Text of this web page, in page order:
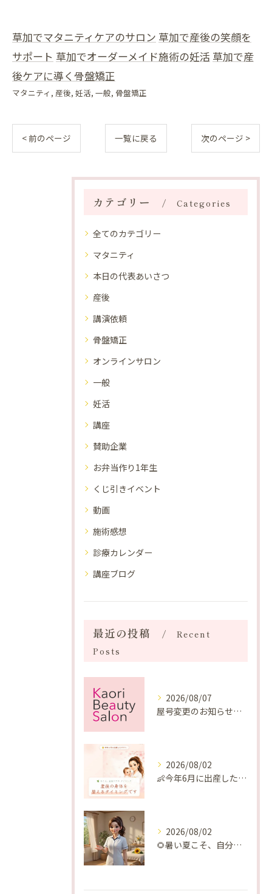
草加でマタニティケアのサロン 草加で産後の笑顔を
サポート 草加でオーダーメイド施術の妊活 草加で産
後ケアに導く骨盤矯正
マタニティ 産後 妊活 一般 骨盤矯正
< 前のページ 一覧に戻る 次のページ >
カテゴリー Categories
全てのカテゴリー
マタニティ
本日の代表あいさつ
産後
講演依頼
骨盤矯正
オンラインサロン
一般
妊活
講座
賛助企業
お弁当作り1年生
くじ引きイベント
動画
施術感想
診療カレンダー
講座ブログ
最近の投稿
Recent
Posts
2026/08/07
屋号変更のお知らせと「SAKUYA Harmonies」に込めた想い
2026/08/02
👶今年6月に出産したママへ♡
2026/08/02
🌻暑い夏こそ、自分の身体を整える時間を♡